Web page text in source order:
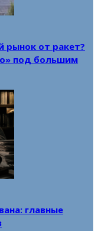
рынок от ракет?
под большим
главные